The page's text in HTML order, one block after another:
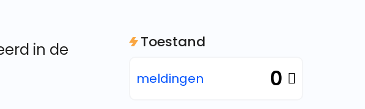
in de
Toestand
meldingen 0